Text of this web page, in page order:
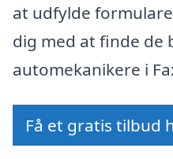
at udfylde
dig med at finde de
automekanikere i
Få et gratis tilbud